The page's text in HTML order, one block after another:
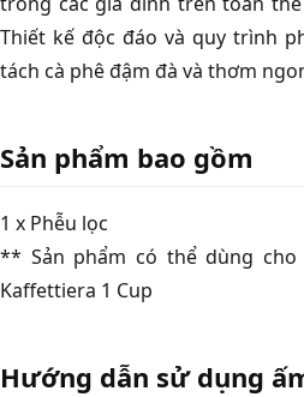
Thiết kế độc đáo và quy trình
tách cà phê đậm đà và thơm
Sản phẩm bao gồm
1 x Phễu lọc
** Sản phẩm có thể dùng cho
Kaffettiera 1 Cup
Hướng dẫn sử dụng